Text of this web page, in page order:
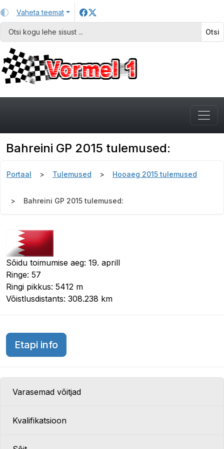
Vaheta teemat
Otsi
Bahreini GP 2015 tulemused:
Portaal Tulemused Hooaeg 2015 tulemused
Bahreini GP 2015 tulemused:
Sõidu toimumise aeg: 19. aprill
Ringe: 57
Ringi pikkus: 5412 m
Võistlusdistants: 308.238 km
Etapi infoBahreini GP 2015
Varasemad võitjad
Kvalifikatsioon